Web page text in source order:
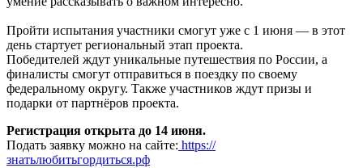
Пройти испытания участники смогут уже с 1 июня — в этот
день стартует региональный этап проекта.
Победителей ждут уникальные путешествия по России, а
финалисты смогут отправиться в поездку по своему
федеральному округу. Также участников ждут призы и
подарки от партнёров проекта.
Регистрация открыта до 14 июня.
Подать заявку можно на сайте: https://
знатьлюбитьгордиться.рф